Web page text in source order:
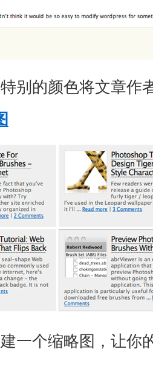
别的颜色将文章作
一个缩略图，让你